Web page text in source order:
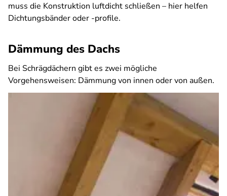
muss die Konstruktion luftdicht schließen – hier helfen
Dichtungsbänder oder -profile.
Dämmung des Dachs
Bei Schrägdächern gibt es zwei mögliche
Vorgehensweisen: Dämmung von innen oder von außen.